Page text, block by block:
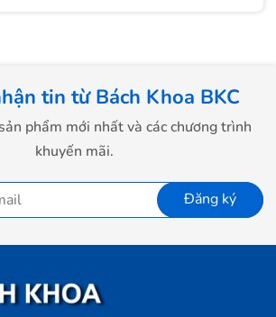
tin từ Bách Khoa BKC
phẩm mới nhất và các chương trình
khuyến mãi.
Đăng ký